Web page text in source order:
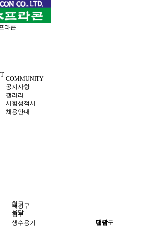
라콘
대광구
협구
생수용기
올담
COMMUNITY
공지사항
갤러리
시험성적서
채용안내
협구
올담
대광구